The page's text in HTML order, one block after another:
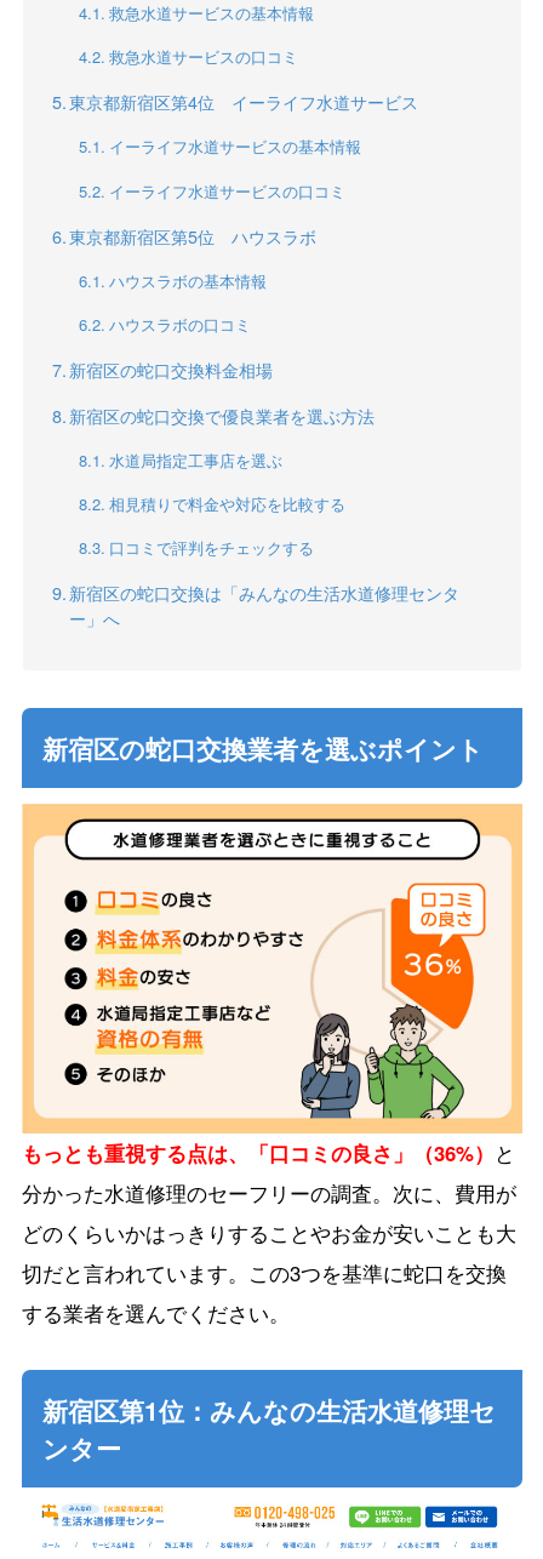
救急水道サービスの基本情報
救急水道サービスの口コミ
東京都新宿区第4位 イーライフ水道サービス
イーライフ水道サービスの基本情報
イーライフ水道サービスの口コミ
東京都新宿区第5位 ハウスラボ
ハウスラボの基本情報
ハウスラボの口コミ
新宿区の蛇口交換料金相場
新宿区の蛇口交換で優良業者を選ぶ方法
水道局指定工事店を選ぶ
相見積りで料金や対応を比較する
口コミで評判をチェックする
新宿区の蛇口交換は「みんなの生活水道修理センタ
ー」へ
新宿区の蛇口交換業者を選ぶポイント
もっとも重視する点は、「口コミの良さ」（36%） と
分かった水道修理のセーフリーの調査。次に、費用が
どのくらいかはっきりすることやお金が安いことも大
切だと言われています。この3つを基準に蛇口を交換
する業者を選んでください。
新宿区第1位：みんなの生活水道修理セ
ンター